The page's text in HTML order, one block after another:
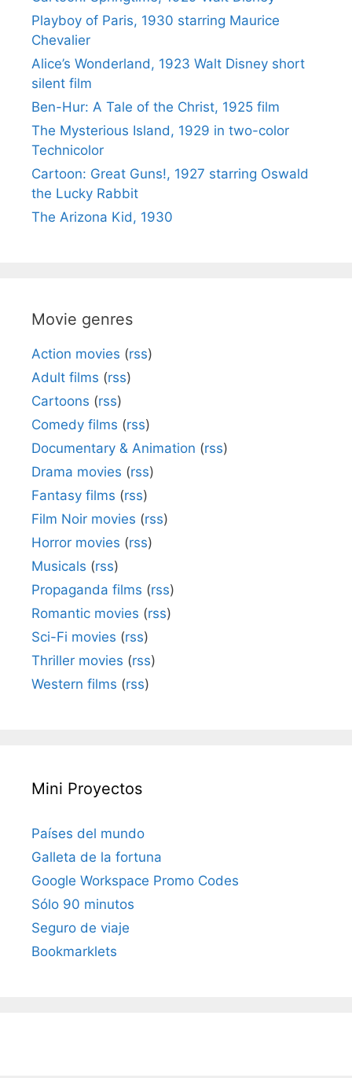
Playboy of Paris, 1930 starring Maurice
Chevalier
Alice’s Wonderland, 1923 Walt Disney short
silent film
Ben-Hur: A Tale of the Christ, 1925 film
The Mysterious Island, 1929 in two-color
Technicolor
Cartoon: Great Guns!, 1927 starring Oswald
the Lucky Rabbit
The Arizona Kid, 1930
Movie genres
Action movies (rss)
Adult films (rss)
Cartoons (rss)
Comedy films (rss)
Documentary & Animation (rss)
Drama movies (rss)
Fantasy films (rss)
Film Noir movies (rss)
Horror movies (rss)
Musicals (rss)
Propaganda films (rss)
Romantic movies (rss)
Sci-Fi movies (rss)
Thriller movies (rss)
Western films (rss)
Mini Proyectos
Países del mundo
Galleta de la fortuna
Google Workspace Promo Codes
Sólo 90 minutos
Seguro de viaje
Bookmarklets